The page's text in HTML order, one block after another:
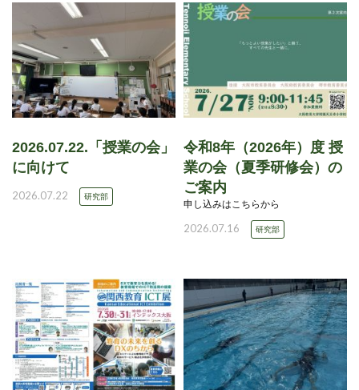
2026.07.22.「授業の会」
に向けて
2026.07.22 研究部
令和8年（2026年）度 授
業の会（夏季研修会）の
ご案内
申し込みはこちらから
2026.07.16 研究部